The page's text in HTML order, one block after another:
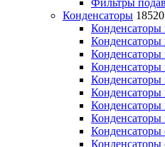
Конденсаторы 18520
Конденсаторы
Конденсаторы
Конденсаторы
Конденсаторы
Конденсаторы
Конденсаторы
Конденсаторы